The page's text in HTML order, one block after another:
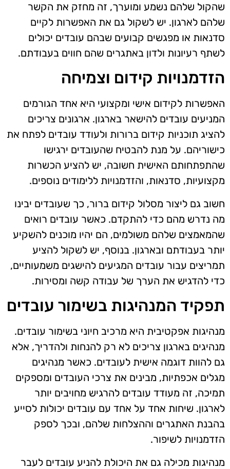
שהקול שלהם נשמע ומוערך, זה מחזק את הקשר
שלהם לארגון. יש לשקול גם את האפשרות לקיים
סדנאות או מפגשים קבועים שבהם עובדים יכולים
לשתף רעיונות ולדון באתגרים שהם חווים בעבודתם.
הזדמנויות קידום וצמיחה
האפשרות לקידום אישי ומקצועי היא אחד הגורמים
המניעים עובדים להישאר בארגון. ארגונים צריכים
להציג תוכניות קידום ברורות ולעודד עובדים לפתח את
כישוריהם. על מנת להבטיח שהעובדים ירגישו
שהתפתחותם האישית חשובה, יש להציע הכשרות
מקצועיות, סדנאות, והזדמנויות ללימודים נוספים.
חשוב גם ליצור מסלול קידום ברור, כך שעובדים יבינו
מה נדרש מהם כדי להתקדם. כאשר עובדים רואים
שהמאמצים שלהם משולמים, הם יהיו מוכנים להשקיע
יותר בעבודתם ובארגון. בנוסף, יש לשקול להציע
תמריצים עבור עובדים המגיעים להישגים משמעותיים,
כדי להדגיש את הערך של עבודה קשה ומסירות.
תפקיד המנהיגות בשימור עובדים
מנהיגות אפקטיבית היא מרכיב חיוני בשימור עובדים.
מנהיגים בארגון צריכים לא רק להנחות ולהדריך, אלא
גם להוות דוגמה אישית לעובדים. כאשר מנהיגים
מגלים אכפתיות, מבינים את צרכי העובדים ומספקים
תמיכה, זה מעודד עובדים להרגיש מחויבים יותר
לארגון. שיחות אחד על אחד עם עובדים יכולות לסייע
בהבנת האתגרים וההצלחות שלהם, ובכך לספק
הזדמנויות לשיפור.
מנהיגות מכילה גם את היכולת להניע עובדים לעבר